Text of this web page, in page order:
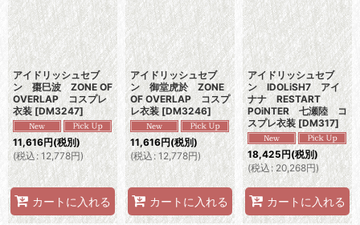
アイドリッシュセブ
ン 棗巳波 ZONE OF
OVERLAP コスプレ
衣装 [DM3247]
11,616円(税別)
(税込: 12,778円)
カートに入れる
アイドリッシュセブ
ン 御堂虎於 ZONE
OF OVERLAP コスプ
レ衣装 [DM3246]
11,616円(税別)
(税込: 12,778円)
カートに入れる
アイドリッシュセブ
ン IDOLiSH7 アイ
ナナ RESTART
POiNTER 七瀬陸 コ
スプレ衣装 [DM317]
18,425円(税別)
(税込: 20,268円)
カートに入れる